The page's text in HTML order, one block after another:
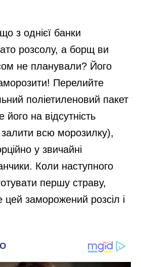
з однієї банки
розсолу, а борщ ви
не планували? Його
Перелийте
поліетиленовий пакет
його на відсутність
всю морозилку),
у звичайні
Коли наступного
першу страву,
цей заморожений розсіл і